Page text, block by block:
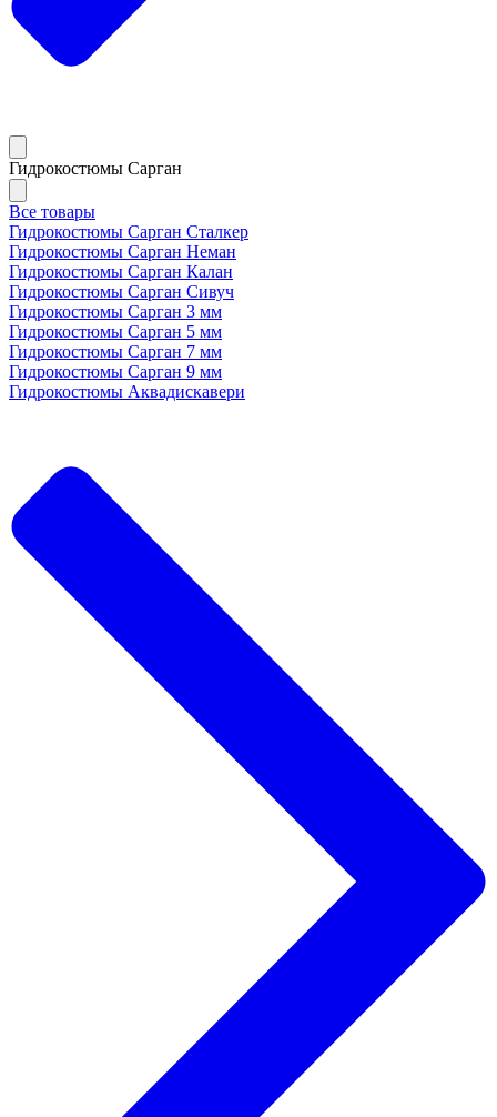
Гидрокостюмы Сарган
Все товары
Гидрокостюмы Сарган Сталкер
Гидрокостюмы Сарган Неман
Гидрокостюмы Сарган Калан
Гидрокостюмы Сарган Сивуч
Гидрокостюмы Сарган 3 мм
Гидрокостюмы Сарган 5 мм
Гидрокостюмы Сарган 7 мм
Гидрокостюмы Сарган 9 мм
Гидрокостюмы Аквадискавери